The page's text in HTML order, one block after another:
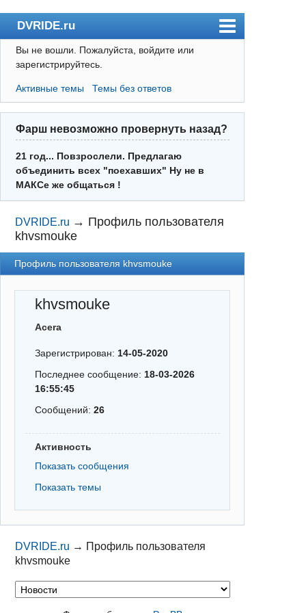
DVRIDE.ru
Форум
Пользователи
Правила
Поиск
Регистрация
Вход
Вы не вошли. Пожалуйста, войдите или
зарегистрируйтесь.
Активные темы Темы без ответов
Фарш невозможно провернуть назад?
21 год... Повзрослели. Предлагаю
объединить всех "поехавших" Ну не в
МАКСе же общаться !
DVRIDE.ru → Профиль пользователя
khvsmouke
Профиль пользователя khvsmouke
khvsmouke
Acera
Зарегистрирован:14-05-2020
Последнее сообщение:18-03-2026
16:55:45
Сообщений:26
Активность
Показать сообщения
Показать темы
DVRIDE.ru → Профиль пользователя
khvsmouke